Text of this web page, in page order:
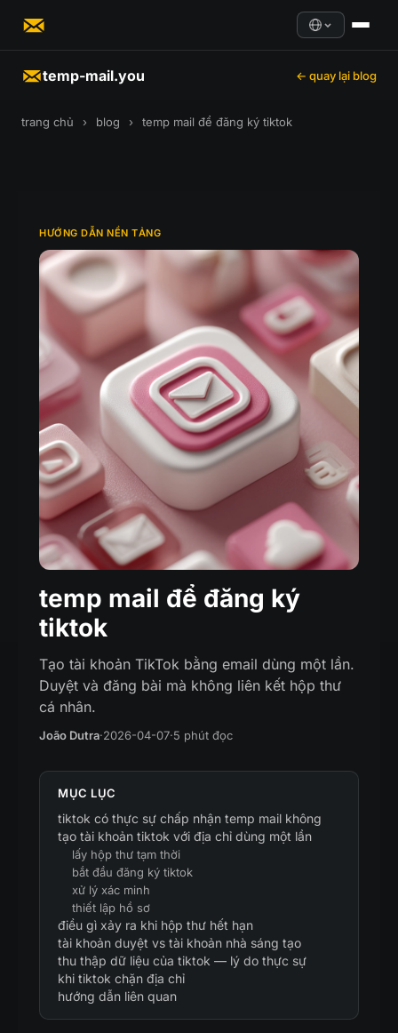
temp-mail.you ← quay lại blog
trang chủ › blog › temp mail để đăng ký tiktok
HƯỚNG DẪN NỀN TẢNG
temp mail để đăng ký
tiktok
Tạo tài khoản TikTok bằng email dùng một lần.
Duyệt và đăng bài mà không liên kết hộp thư
cá nhân.
João Dutra·2026-04-07·5 phút đọc
MỤC LỤC
tiktok có thực sự chấp nhận temp mail không
tạo tài khoản tiktok với địa chỉ dùng một lần
lấy hộp thư tạm thời
bắt đầu đăng ký tiktok
xử lý xác minh
thiết lập hồ sơ
điều gì xảy ra khi hộp thư hết hạn
tài khoản duyệt vs tài khoản nhà sáng tạo
thu thập dữ liệu của tiktok — lý do thực sự
khi tiktok chặn địa chỉ
hướng dẫn liên quan